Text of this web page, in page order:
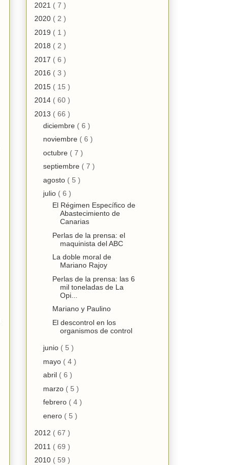
2021 ( 7 )
2020 ( 2 )
2019 ( 1 )
2018 ( 2 )
2017 ( 6 )
2016 ( 3 )
2015 ( 15 )
2014 ( 60 )
2013 ( 66 )
diciembre ( 6 )
noviembre ( 6 )
octubre ( 7 )
septiembre ( 7 )
agosto ( 5 )
julio ( 6 )
El Régimen Específico de
Abastecimiento de
Canarias
Perlas de la prensa: el
maquinista del ABC
La doble moral de
Mariano Rajoy
Perlas de la prensa: las 6
mil toneladas de La
Opi...
Mariano y Paulino
El descontrol en los
organismos de control
junio ( 5 )
mayo ( 4 )
abril ( 6 )
marzo ( 5 )
febrero ( 4 )
enero ( 5 )
2012 ( 67 )
2011 ( 69 )
2010 ( 59 )